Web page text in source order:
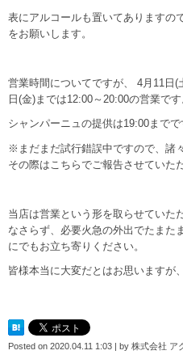
表にアルコールも置いてありますの
をお願いします。
営業時間についてですが、 4月11日
日(金)までは12:00～20:00の営業です
シャンパーニュの提供は19:00までで
※まだまだ試行錯誤中ですので、諸
その際はこちらでご報告させていた
当店は営業という形を取らせていた
なさらず、必要火急の外出でたまた
にでもお立ち寄りください。
皆様本当に大変だとはお思いますが
Posted on 2020.04.11 1:03 | by 株式会社 ア